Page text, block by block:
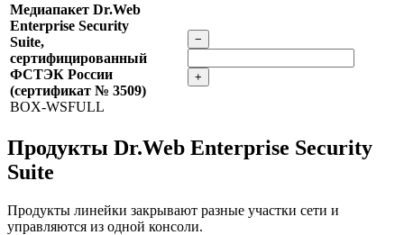
Медиапакет Dr.Web
Enterprise Security
Suite,
сертифицированный
ФСТЭК России
(сертификат № 3509)
BOX-WSFULL
−
+
Продукты Dr.Web Enterprise Security
Suite
Продукты линейки закрывают разные участки сети и
управляются из одной консоли.